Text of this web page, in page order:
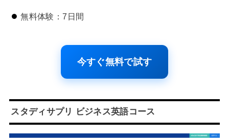
無料体験：7日間
今すぐ無料で試す
スタディサプリ ビジネス英語コース